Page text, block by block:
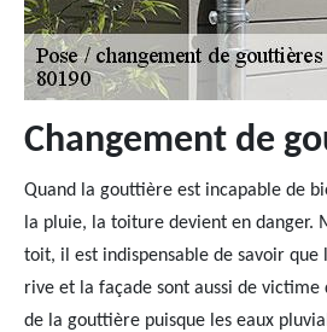
Changement de
Quand la gouttière est incapable de
la pluie, la toiture devient en danger.
toit, il est indispensable de savoir
rive et la façade sont aussi de victime
de la gouttière puisque les eaux